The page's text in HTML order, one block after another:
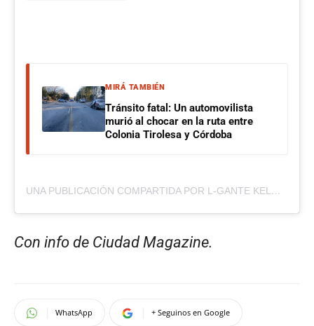
MIRÁ TAMBIÉN
Tránsito fatal: Un automovilista
murió al chocar en la ruta entre
Colonia Tirolesa y Córdoba
UNA PUBLICACIÓN COMPARTIDA POR L-GANTE KELOKE (@LGANTE_KELOKE)
Con info de Ciudad Magazine.
WhatsApp + Seguinos en Google